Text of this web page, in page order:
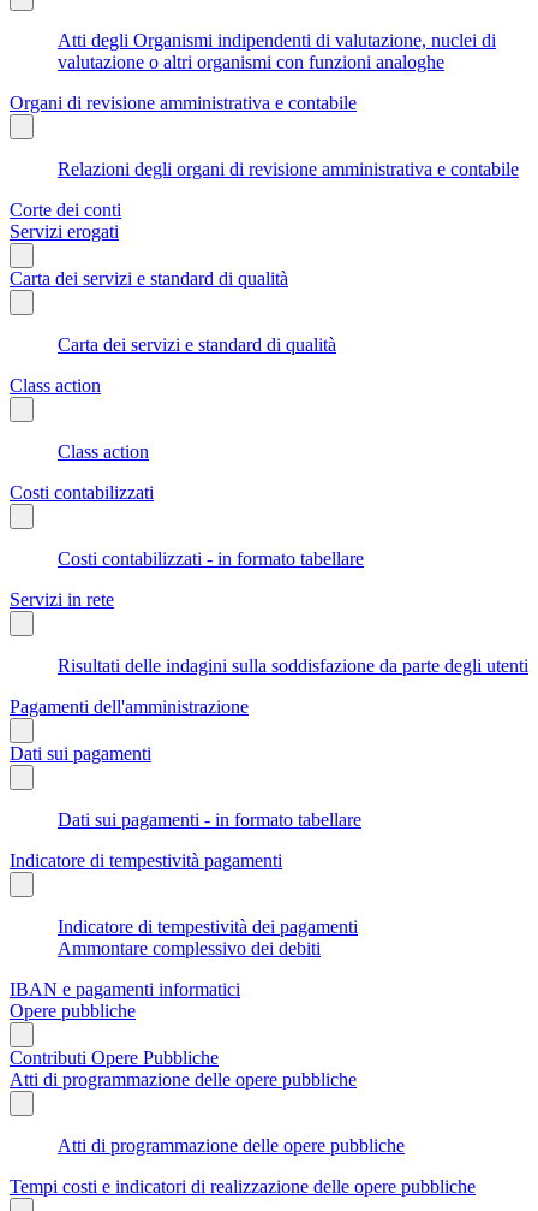
Atti degli Organismi indipendenti di valutazione, nuclei di
valutazione o altri organismi con funzioni analoghe
Organi di revisione amministrativa e contabile
Relazioni degli organi di revisione amministrativa e contabile
Corte dei conti
Servizi erogati
Carta dei servizi e standard di qualità
Carta dei servizi e standard di qualità
Class action
Class action
Costi contabilizzati
Costi contabilizzati - in formato tabellare
Servizi in rete
Risultati delle indagini sulla soddisfazione da parte degli utenti
Pagamenti dell'amministrazione
Dati sui pagamenti
Dati sui pagamenti - in formato tabellare
Indicatore di tempestività pagamenti
Indicatore di tempestività dei pagamenti
Ammontare complessivo dei debiti
IBAN e pagamenti informatici
Opere pubbliche
Contributi Opere Pubbliche
Atti di programmazione delle opere pubbliche
Atti di programmazione delle opere pubbliche
Tempi costi e indicatori di realizzazione delle opere pubbliche